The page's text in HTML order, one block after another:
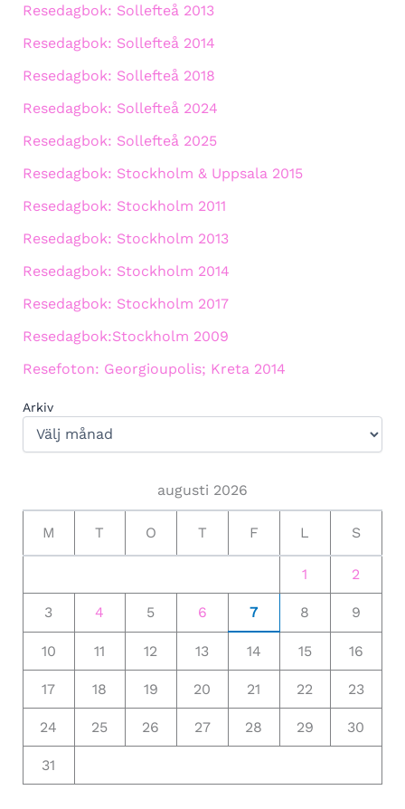
Resedagbok: Sollefteå 2013
Resedagbok: Sollefteå 2014
Resedagbok: Sollefteå 2018
Resedagbok: Sollefteå 2024
Resedagbok: Sollefteå 2025
Resedagbok: Stockholm & Uppsala 2015
Resedagbok: Stockholm 2011
Resedagbok: Stockholm 2013
Resedagbok: Stockholm 2014
Resedagbok: Stockholm 2017
Resedagbok:Stockholm 2009
Resefoton: Georgioupolis; Kreta 2014
Arkiv
augusti 2026
M T O T F L S
1 2
3 4 5 6 7 8 9
10 11 12 13 14 15 16
17 18 19 20 21 22 23
24 25 26 27 28 29 30
31